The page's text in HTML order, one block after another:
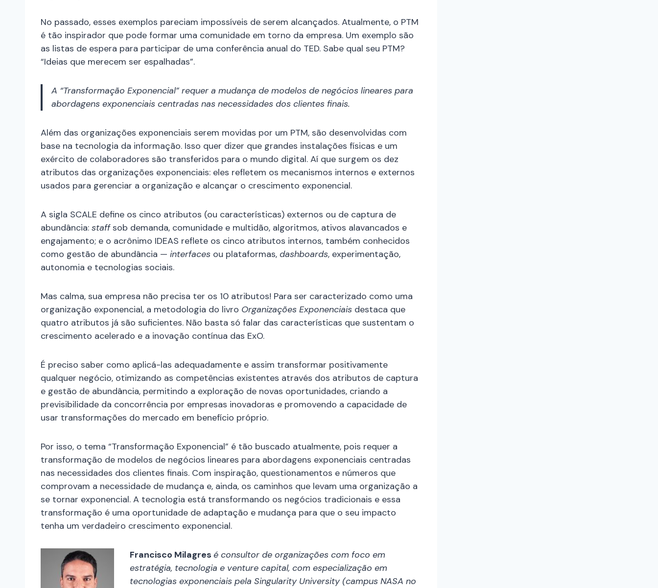
No passado, esses exemplos pareciam impossíveis de serem alcançados. Atualmente, o PTM
é tão inspirador que pode formar uma comunidade em torno da empresa. Um exemplo são
as listas de espera para participar de uma conferência anual do TED. Sabe qual seu PTM?
“Ideias que merecem ser espalhadas”.
A “Transformação Exponencial” requer a mudança de modelos de negócios lineares para
abordagens exponenciais centradas nas necessidades dos clientes finais.
Além das organizações exponenciais serem movidas por um PTM, são desenvolvidas com
base na tecnologia da informação. Isso quer dizer que grandes instalações físicas e um
exército de colaboradores são transferidos para o mundo digital. Aí que surgem os dez
atributos das organizações exponenciais: eles refletem os mecanismos internos e externos
usados para gerenciar a organização e alcançar o crescimento exponencial.
A sigla SCALE define os cinco atributos (ou características) externos ou de captura de
abundância: staffsob demanda, comunidade e multidão, algoritmos, ativos alavancados e
engajamento; e o acrônimo IDEAS reflete os cinco atributos internos, também conhecidos
como gestão de abundância — interfaces ou plataformas, dashboards, experimentação,
autonomia e tecnologias sociais.
Mas calma, sua empresa não precisa ter os 10 atributos! Para ser caracterizado como uma
organização exponencial, a metodologia do livro Organizações Exponenciais destaca que
quatro atributos já são suficientes. Não basta só falar das características que sustentam o
crescimento acelerado e a inovação contínua das ExO.
É preciso saber como aplicá-las adequadamente e assim transformar positivamente
qualquer negócio, otimizando as competências existentes através dos atributos de captura
e gestão de abundância, permitindo a exploração de novas oportunidades, criando a
previsibilidade da concorrência por empresas inovadoras e promovendo a capacidade de
usar transformações do mercado em benefício próprio.
Por isso, o tema “Transformação Exponencial” é tão buscado atualmente, pois requer a
transformação de modelos de negócios lineares para abordagens exponenciais centradas
nas necessidades dos clientes finais. Com inspiração, questionamentos e números que
comprovam a necessidade de mudança e, ainda, os caminhos que levam uma organização a
se tornar exponencial. A tecnologia está transformando os negócios tradicionais e essa
transformação é uma oportunidade de adaptação e mudança para que o seu impacto
tenha um verdadeiro crescimento exponencial.
Francisco Milagres é consultor de organizações com foco em
estratégia, tecnologia e venture capital, com especialização em
tecnologias exponenciais pela Singularity University (campus NASA no